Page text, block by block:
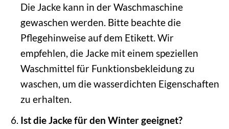
Die Jacke kann in der Waschmaschine
gewaschen werden. Bitte beachte die
Pflegehinweise auf dem Etikett. Wir
empfehlen, die Jacke mit einem speziellen
Waschmittel für Funktionsbekleidung zu
waschen, um die wasserdichten Eigenschaften
zu erhalten.
Ist die Jacke für den Winter geeignet?